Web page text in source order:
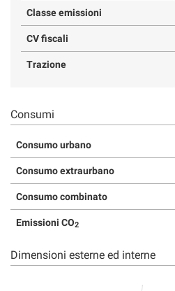
Classe emissioni
CV fiscali
Trazione
Consumi
Consumo urbano
Consumo extraurbano
Consumo combinato
Emissioni CO2
Dimensioni esterne ed interne